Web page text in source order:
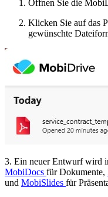
Öffnen Sie die
Klicken Sie auf das
gewünschte
3. Ein neuer Entwurf wird
MobiDocs für Dokumente,
und MobiSlides für